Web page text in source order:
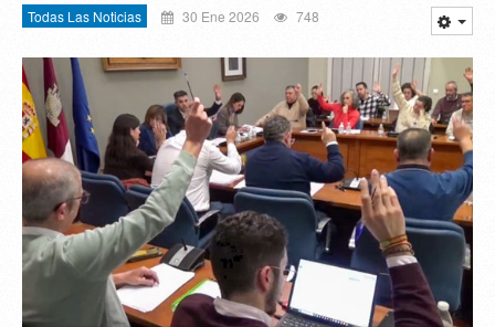
Todas Las Noticias 30 Ene 2026 748